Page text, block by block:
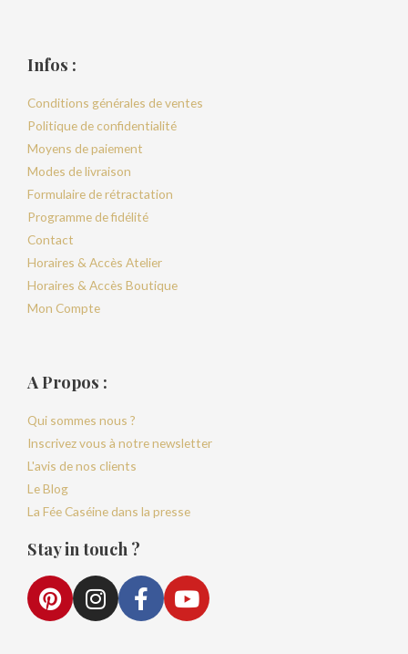
Infos :
Conditions générales de ventes
Politique de confidentialité
Moyens de paiement
Modes de livraison
Formulaire de rétractation
Programme de fidélité
Contact
Horaires & Accès Atelier
Horaires & Accès Boutique
Mon Compte
A Propos :
Qui sommes nous ?
Inscrivez vous à notre newsletter
L'avis de nos clients
Le Blog
La Fée Caséine dans la presse
Stay in touch ?